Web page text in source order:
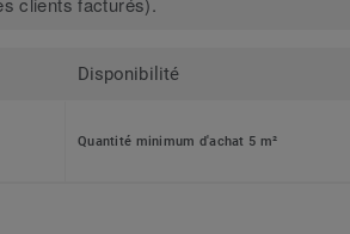
Disponibilité
Quantité minimum d'achat 5 m²